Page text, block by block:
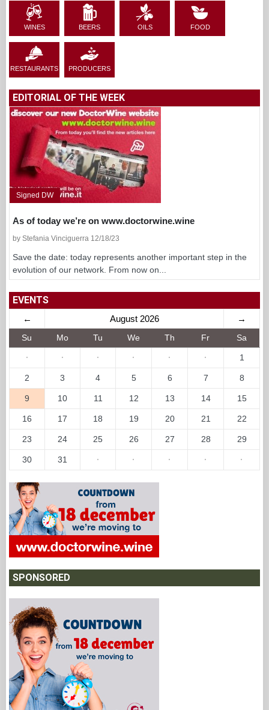
WINES BEERS OILS FOOD
RESTAURANTS PRODUCERS
EDITORIAL OF THE WEEK
Signed DW
As of today we’re on www.doctorwine.wine
by Stefania Vinciguerra 12/18/23
Save the date: today represents another important step in the
evolution of our network. From now on...
EVENTS
← August 2026 →
Su Mo Tu We Th Fr Sa
· · · · · · 1
2 3 4 5 6 7 8
9 10 11 12 13 14 15
16 17 18 19 20 21 22
23 24 25 26 27 28 29
30 31 · · · · ·
SPONSORED